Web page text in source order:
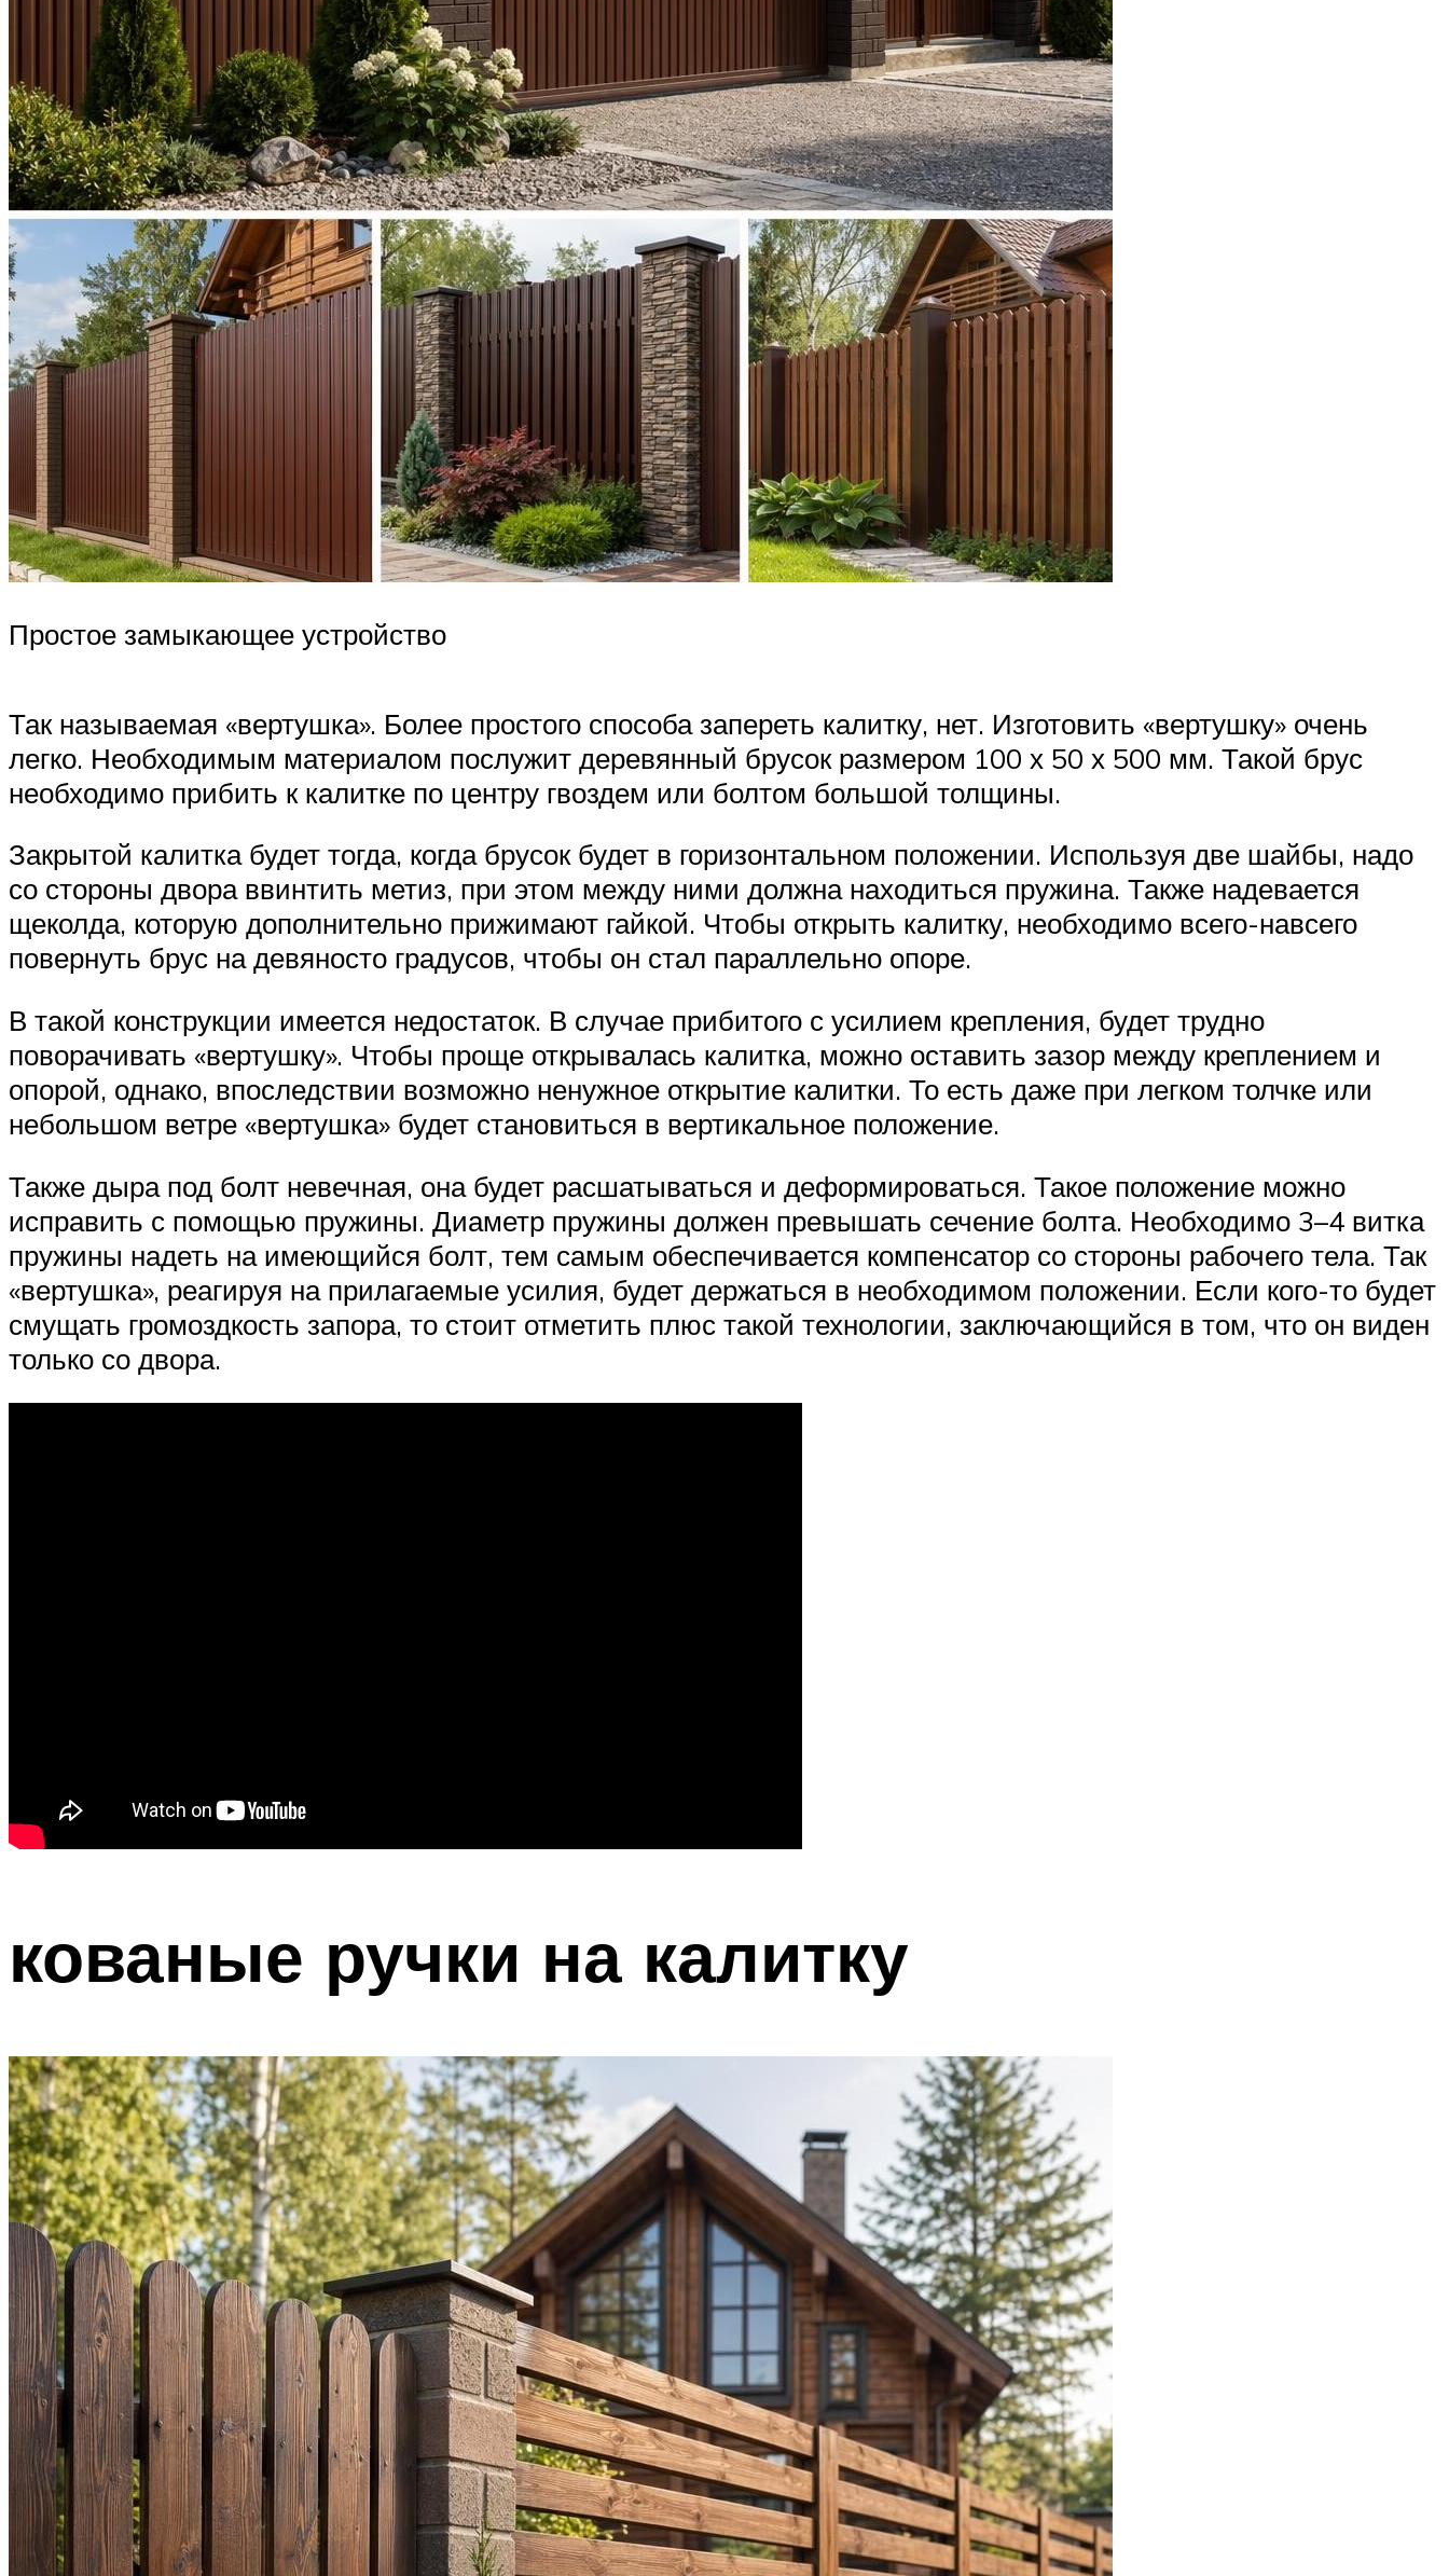
Простое замыкающее устройство
Так называемая «вертушка». Более простого способа запереть калитку, нет. Изготовить «вертушку» очень
легко. Необходимым материалом послужит деревянный брусок размером 100 х 50 х 500 мм. Такой брус
необходимо прибить к калитке по центру гвоздем или болтом большой толщины.
Закрытой калитка будет тогда, когда брусок будет в горизонтальном положении. Используя две шайбы, надо
со стороны двора ввинтить метиз, при этом между ними должна находиться пружина. Также надевается
щеколда, которую дополнительно прижимают гайкой. Чтобы открыть калитку, необходимо всего-навсего
повернуть брус на девяносто градусов, чтобы он стал параллельно опоре.
В такой конструкции имеется недостаток. В случае прибитого с усилием крепления, будет трудно
поворачивать «вертушку». Чтобы проще открывалась калитка, можно оставить зазор между креплением и
опорой, однако, впоследствии возможно ненужное открытие калитки. То есть даже при легком толчке или
небольшом ветре «вертушка» будет становиться в вертикальное положение.
Также дыра под болт невечная, она будет расшатываться и деформироваться. Такое положение можно
исправить с помощью пружины. Диаметр пружины должен превышать сечение болта. Необходимо 3–4 витка
пружины надеть на имеющийся болт, тем самым обеспечивается компенсатор со стороны рабочего тела. Так
«вертушка», реагируя на прилагаемые усилия, будет держаться в необходимом положении. Если кого-то будет
смущать громоздкость запора, то стоит отметить плюс такой технологии, заключающийся в том, что он виден
только со двора.
кованые ручки на калитку